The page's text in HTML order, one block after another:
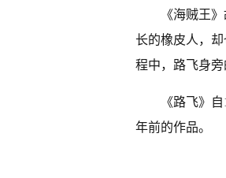
《海贼王
长的橡皮人，
程中，路飞身
《路飞》
年前的作品。